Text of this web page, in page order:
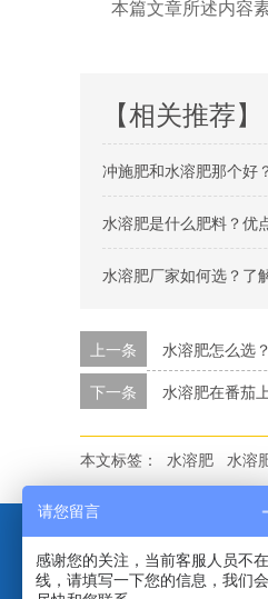
本篇文章所述内容
【相关推荐】
冲施肥和水溶肥那个好
水溶肥是什么肥料？优
水溶肥厂家如何选？了
上一条
水溶肥怎么选
下一条 水溶肥在番茄
本文标签： 水溶肥 水溶
请您留言
感谢您的关注，当前客服人员不在
线，请填写一下您的信息，我们会